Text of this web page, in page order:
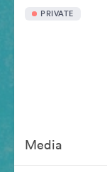
PRIVATE
Media